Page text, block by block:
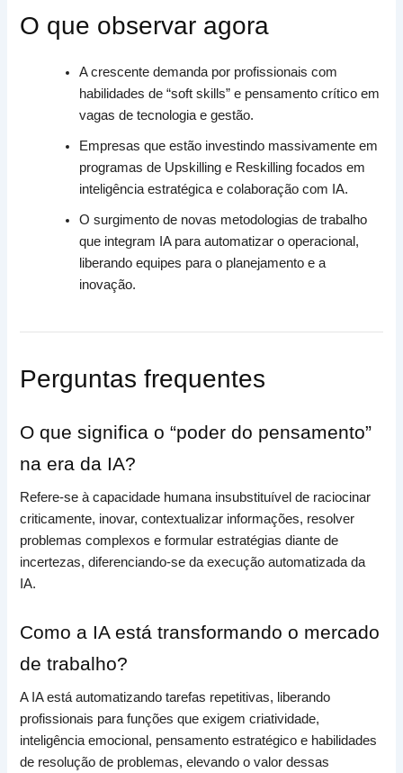
O que observar agora
A crescente demanda por profissionais com
habilidades de “soft skills” e pensamento crítico em
vagas de tecnologia e gestão.
Empresas que estão investindo massivamente em
programas de Upskilling e Reskilling focados em
inteligência estratégica e colaboração com IA.
O surgimento de novas metodologias de trabalho
que integram IA para automatizar o operacional,
liberando equipes para o planejamento e a
inovação.
Perguntas frequentes
O que significa o “poder do pensamento”
na era da IA?
Refere-se à capacidade humana insubstituível de raciocinar
criticamente, inovar, contextualizar informações, resolver
problemas complexos e formular estratégias diante de
incertezas, diferenciando-se da execução automatizada da
IA.
Como a IA está transformando o mercado
de trabalho?
A IA está automatizando tarefas repetitivas, liberando
profissionais para funções que exigem criatividade,
inteligência emocional, pensamento estratégico e habilidades
de resolução de problemas, elevando o valor dessas